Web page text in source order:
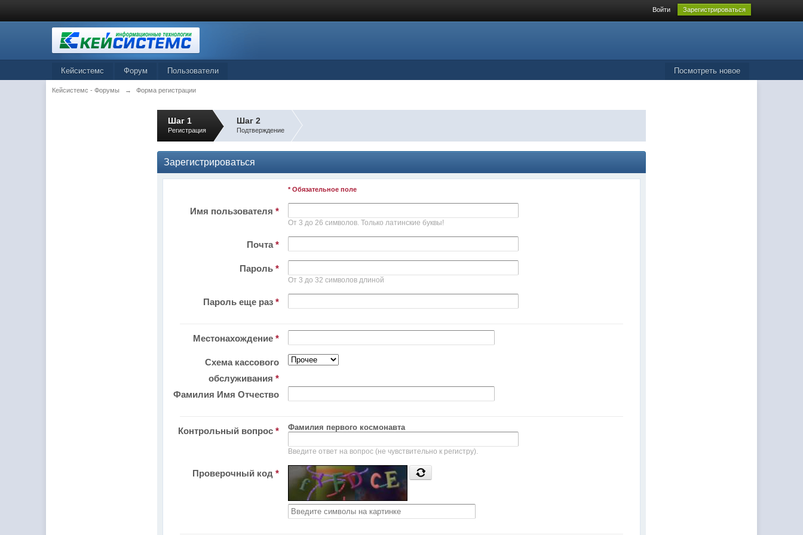
Войти Зарегистрироваться
Посмотреть новое
Кейсистемс Форум Пользователи
Кейсистемс - Форумы → Форма регистрации
Шаг 1
Регистрация
Шаг 2
Подтверждение
Зарегистрироваться
* Обязательное поле
Имя пользователя *
От 3 до 26 символов. Только латинские буквы!
Почта*
Пароль *
От 3 до 32 символов длиной
Пароль еще раз *
Местонахождение *
Схема кассового
обслуживания *
Фамилия Имя Отчество
Контрольный вопрос * Фамилия первого космонавта
Введите ответ на вопрос (не чувствительно к регистру).
Проверочный код *